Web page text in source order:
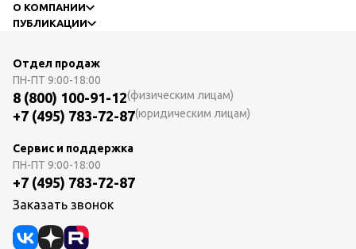
О КОМПАНИИ
ПУБЛИКАЦИИ
Отдел продаж
ПН-ПТ 9:00-18:00
8 (800) 100-91-12(физическим лицам)
+7 (495) 783-72-87(юридическим лицам)
Сервис и поддержка
ПН-ПТ 9:00-18:00
+7 (495) 783-72-87
Заказать звонок